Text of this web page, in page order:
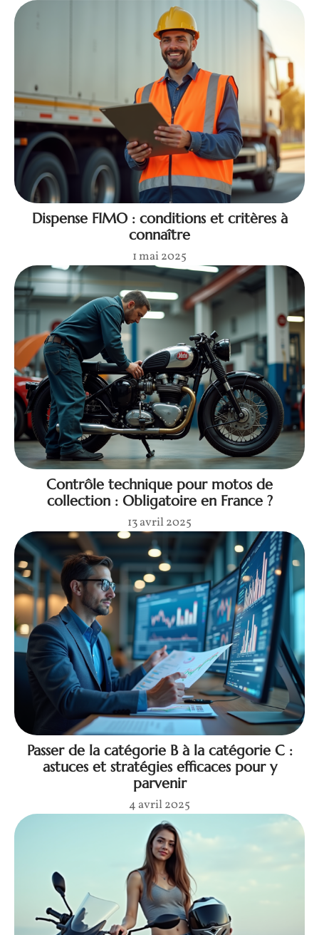
Dispense FIMO : conditions et critères à
connaître
1 mai 2025
Contrôle technique pour motos de
collection : Obligatoire en France ?
13 avril 2025
Passer de la catégorie B à la catégorie C :
astuces et stratégies efficaces pour y
parvenir
4 avril 2025